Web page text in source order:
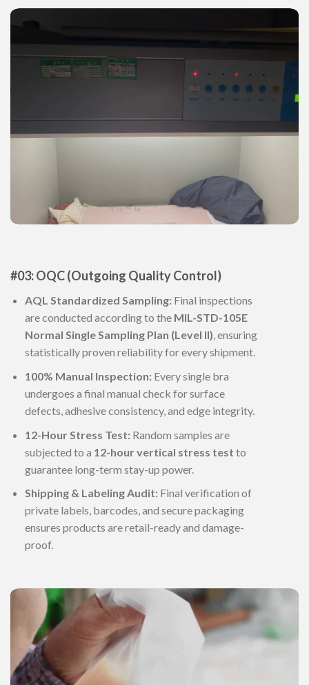
#03: OQC (Outgoing Quality Control)
AQL Standardized Sampling: Final inspections
are conducted according to the MIL-STD-105E
Normal Single Sampling Plan (Level II), ensuring
statistically proven reliability for every shipment.
100% Manual Inspection: Every single bra
undergoes a final manual check for surface
defects, adhesive consistency, and edge integrity.
12-Hour Stress Test: Random samples are
subjected to a 12-hour vertical stress test to
guarantee long-term stay-up power.
Shipping & Labeling Audit: Final verification of
private labels, barcodes, and secure packaging
ensures products are retail-ready and damage-
proof.